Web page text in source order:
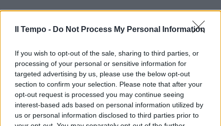
Il Tempo - Do Not Process My Personal Information
If you wish to opt-out of the sale, sharing to third parties, or
processing of your personal or sensitive information for
targeted advertising by us, please use the below opt-out
section to confirm your selection. Please note that after your
opt-out request is processed you may continue seeing
interest-based ads based on personal information utilized by
us or personal information disclosed to third parties prior to